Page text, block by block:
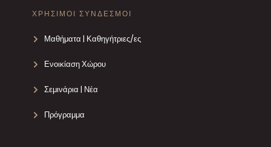
ΧΡΗΣΙΜΟΙ ΣΥΝΔΕΣΜΟΙ
Μαθήματα | Καθηγήτριες/ες
Ενοικίαση Χώρου
Σεμινάρια | Νέα
Πρόγραμμα